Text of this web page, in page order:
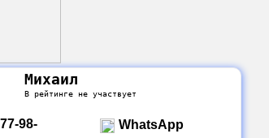
Михаил
В рейтинге не участвует
98-
WhatsApp